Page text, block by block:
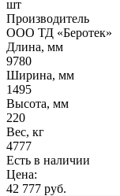
шт
Производитель
ООО ТД «Беротек»
Длина, мм
9780
Ширина, мм
1495
Высота, мм
220
Вес, кг
4777
Есть в наличии
Цена:
42 777 руб.